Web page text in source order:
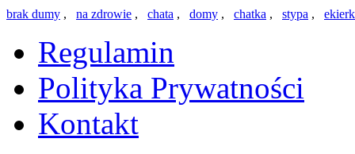
brak dumy , na zdrowie , chata , domy , chatka , stypa ,
Regulamin
Polityka Prywatności
Kontakt